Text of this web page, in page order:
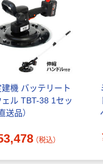
建機 バッテリート
ェル TBT-38 1セッ
送品）
（税込）
ドへ